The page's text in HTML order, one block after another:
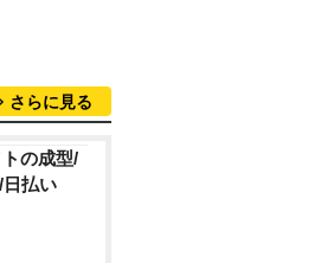
さらに見る
トの成型/
払い